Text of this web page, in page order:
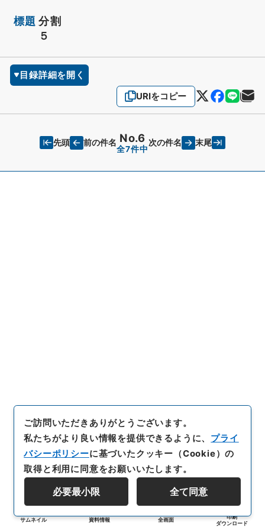
標題 分割
５
目録詳細を開く
URIをコピー
先頭 前の件名 No.6
全7件中
次の件名 末尾
サムネイル 資料情報 全画面
印刷
ダウンロード
ご訪問いただきありがとうございます。
私たちがより良い情報を提供できるように、 プライ
バシーポリシーに基づいたクッキー（Cookie）の
取得と利用に同意をお願いいたします。
必要最小限 全て同意